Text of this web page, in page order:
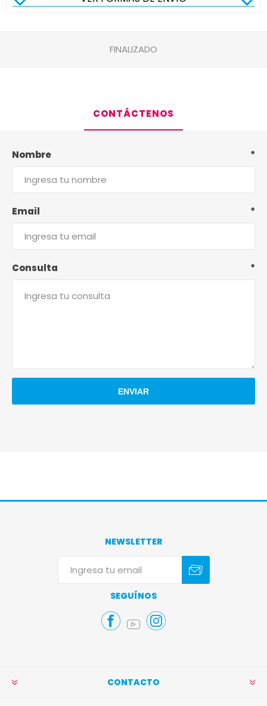
FINALIZADO
CONTÁCTENOS
Nombre *
Email *
Consulta *
NEWSLETTER
SEGUÍNOS
CONTACTO